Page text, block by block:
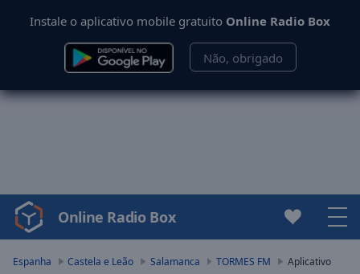
Instale o aplicativo mobile gratuito Online Radio Box
Não, obrigado
Video
Player
Online Radio Box
Espanha Castela e Leão Salamanca TORMES FM Aplicativo